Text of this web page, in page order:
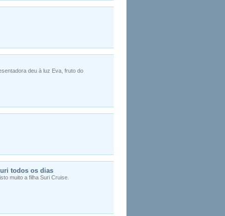
deu à luz Eva, fruto do
todos os dias
muito a filha Suri Cruise.